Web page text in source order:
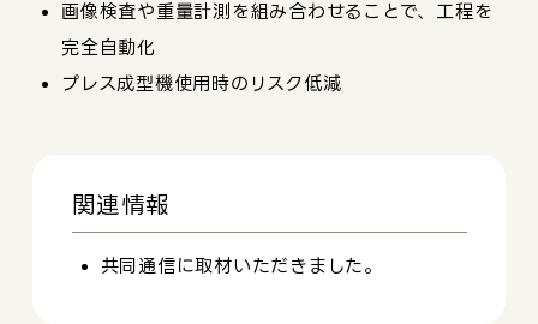
画像検査や重量計測を組み合わせることで、工程を
完全自動化
プレス成型機使用時のリスク低減
関連情報
共同通信に取材いただきました。